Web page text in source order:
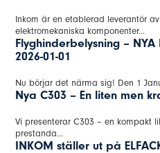
Inkom är en etablerad leverantör
elektromekaniska komponenter...
Flyghinderbelysning –
2026-01-01
Nu börjar det närma sig! Den 1
Nya C303 – En liten men
Vi presenterar C303 – en kompakt
prestanda...
INKOM ställer ut på